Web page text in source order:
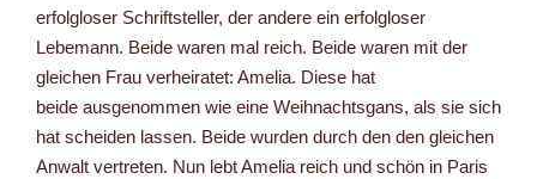
erfolgloser Schriftsteller, der andere ein erfolgloser
Lebemann. Beide waren mal reich. Beide waren mit der
gleichen Frau verheiratet: Amelia. Diese hat
beide ausgenommen wie eine Weihnachtsgans, als sie sich
hat scheiden lassen. Beide wurden durch den den gleichen
Anwalt vertreten. Nun lebt Amelia reich und schön in Paris